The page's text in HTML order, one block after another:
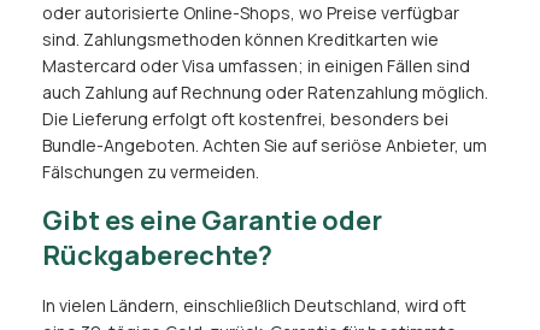
oder autorisierte Online-Shops, wo Preise verfügbar
sind. Zahlungsmethoden können Kreditkarten wie
Mastercard oder Visa umfassen; in einigen Fällen sind
auch Zahlung auf Rechnung oder Ratenzahlung möglich.
Die Lieferung erfolgt oft kostenfrei, besonders bei
Bundle-Angeboten. Achten Sie auf seriöse Anbieter, um
Fälschungen zu vermeiden.
Gibt es eine Garantie oder
Rückgaberechte?
In vielen Ländern, einschließlich Deutschland, wird oft